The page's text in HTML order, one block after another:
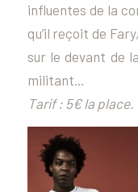
influentes de la
qu’il reçoit de
sur le devant de
militant…
Tarif : 5€ la place.